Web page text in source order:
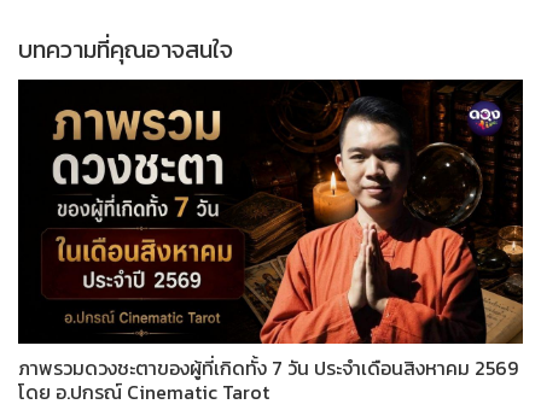
บทความที่คุณอาจสนใจ
ภาพรวมดวงชะตาของผู้ที่เกิดทั้ง 7 วัน ประจำเดือนสิงหาคม 2569
โดย อ.ปกรณ์ Cinematic Tarot